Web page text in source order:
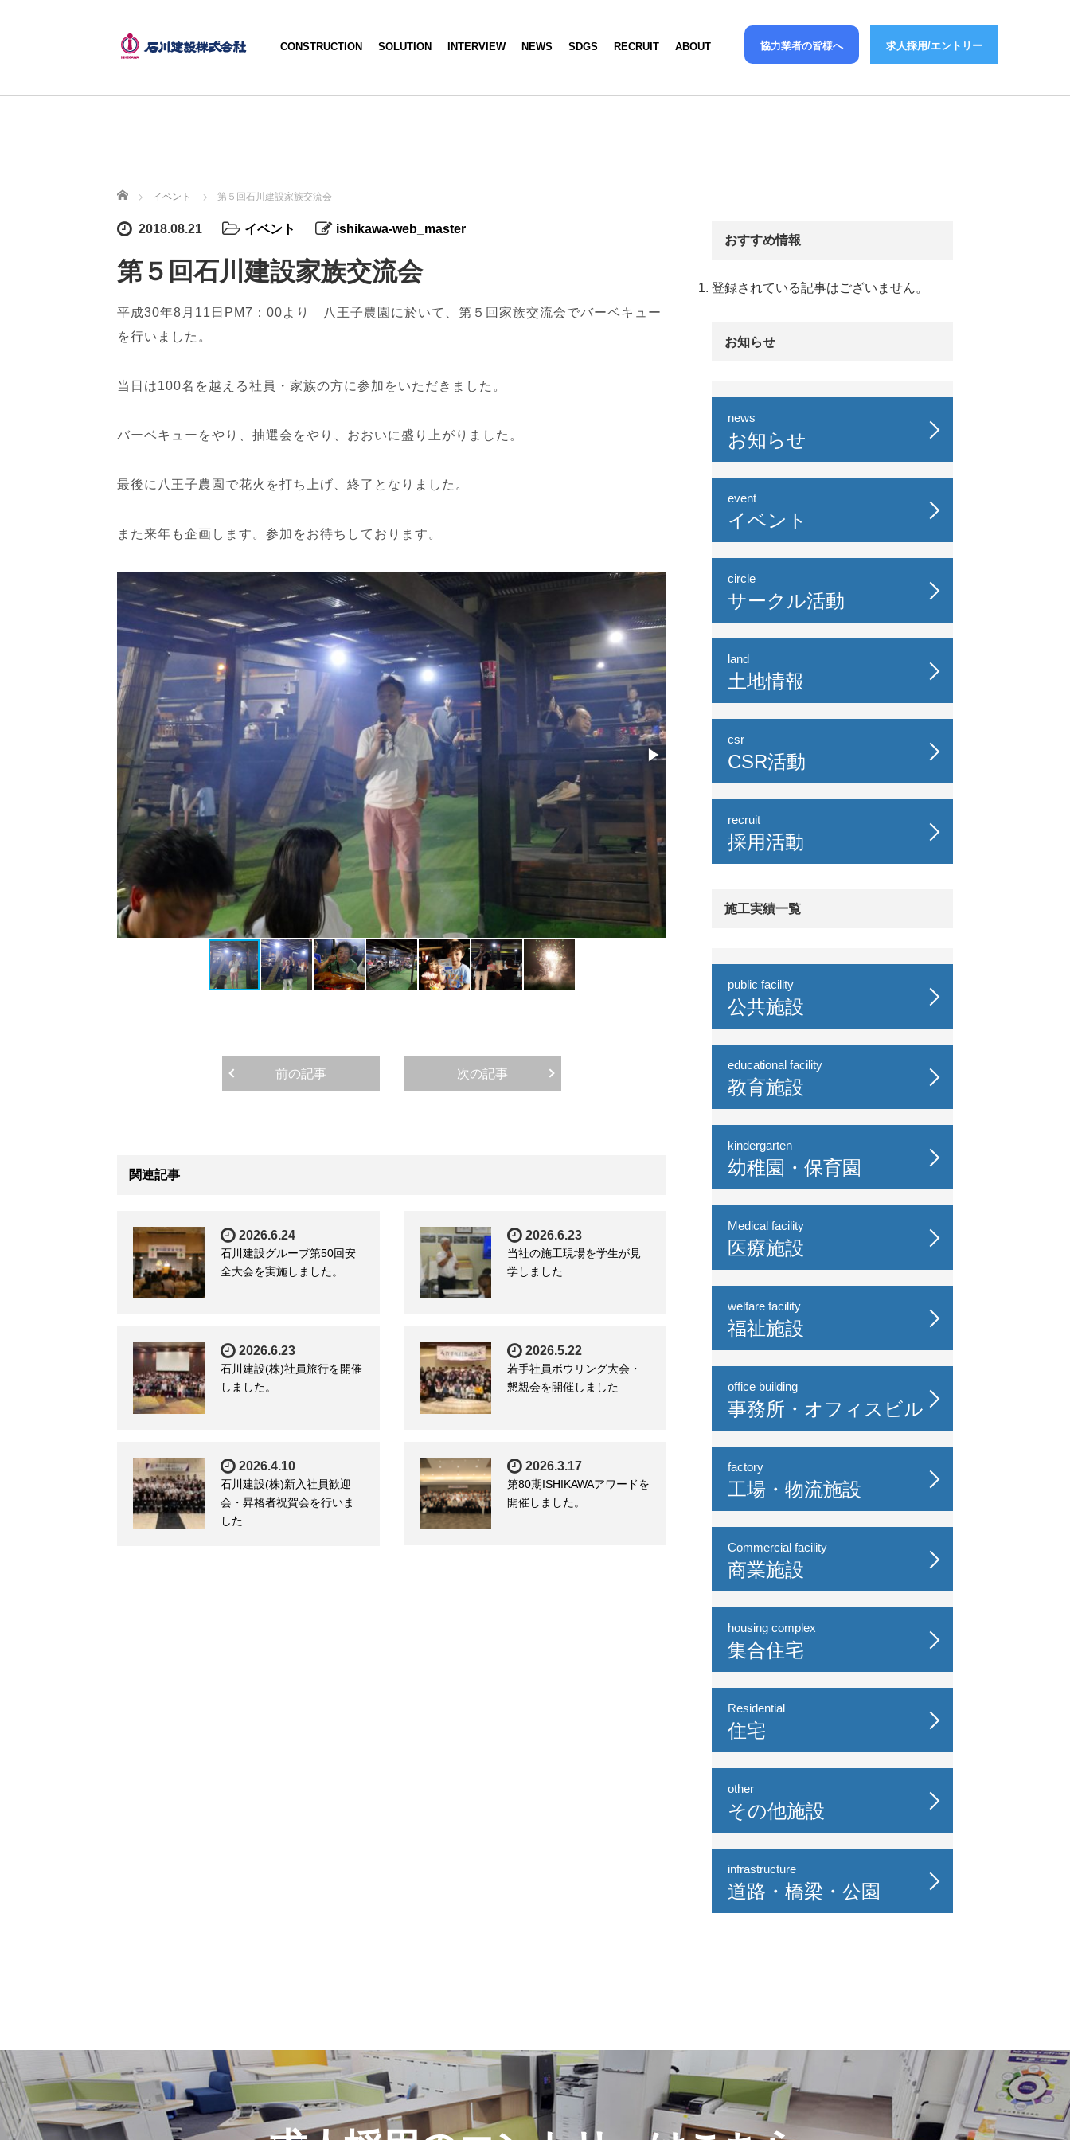
CONSTRUCTION SOLUTION INTERVIEW NEWS SDGS RECRUIT ABOUT 協力業者の皆様へ 求人採用/エントリー
ホーム イベント 第５回石川建設家族交流会
2018.08.21 イベント ishikawa-web_master
第５回石川建設家族交流会
平成30年8月11日PM7：00より 八王子農園に於いて、第５回家族交流会でバーベキュー
を行いました。
当日は100名を越える社員・家族の方に参加をいただきました。
バーベキューをやり、抽選会をやり、おおいに盛り上がりました。
最後に八王子農園で花火を打ち上げ、終了となりました。
また来年も企画します。参加をお待ちしております。
前の記事 次の記事
関連記事
2026.6.24
石川建設グループ第50回安
全大会を実施しました。
2026.6.23
当社の施工現場を学生が見
学しました
2026.6.23
石川建設(株)社員旅行を開催
しました。
2026.5.22
若手社員ボウリング大会・
懇親会を開催しました
2026.4.10
石川建設(株)新入社員歓迎
会・昇格者祝賀会を行いま
した
2026.3.17
第80期ISHIKAWAアワードを
開催しました。
おすすめ情報
登録されている記事はございません。
お知らせ
news
お知らせ
event
イベント
circle
サークル活動
land
土地情報
csr
CSR活動
recruit
採用活動
施工実績一覧
public facility
公共施設
educational facility
教育施設
kindergarten
幼稚園・保育園
Medical facility
医療施設
welfare facility
福祉施設
office building
事務所・オフィスビル
factory
工場・物流施設
Commercial facility
商業施設
housing complex
集合住宅
Residential
住宅
other
その他施設
infrastructure
道路・橋梁・公園